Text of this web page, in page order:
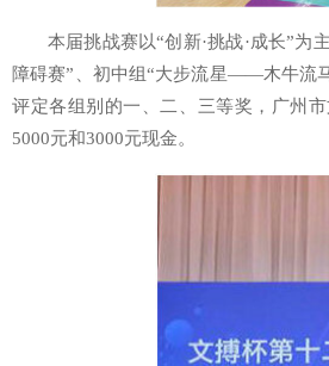
本届挑战赛以“创新·挑战·成长”
障碍赛”、初中组“大步流星——木牛流
评定各组别的一、二、三等奖，广州
5000元和3000元现金。